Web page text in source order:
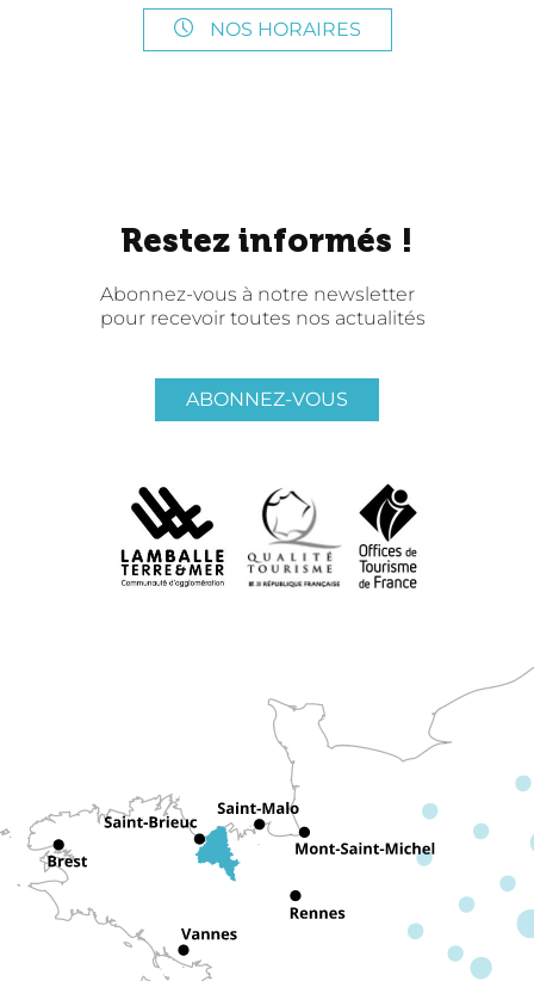
NOS HORAIRES
Restez informés !
Abonnez-vous à notre newsletter
pour recevoir toutes nos actualités
ABONNEZ-VOUS